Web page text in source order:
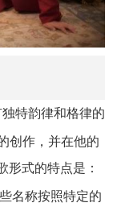
特韵律和格律的
创作，并在他的
式的特点是：
名称按照特定的